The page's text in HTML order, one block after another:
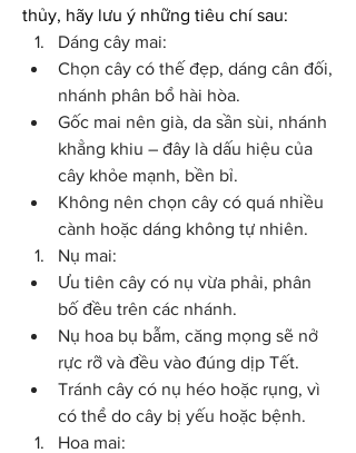
thủy, hãy lưu ý những tiêu chí sau:
Dáng cây mai:
Chọn cây có thế đẹp, dáng cân đối,
nhánh phân bổ hài hòa.
Gốc mai nên già, da sần sùi, nhánh
khẳng khiu – đây là dấu hiệu của
cây khỏe mạnh, bền bỉ.
Không nên chọn cây có quá nhiều
cành hoặc dáng không tự nhiên.
Nụ mai:
Ưu tiên cây có nụ vừa phải, phân
bố đều trên các nhánh.
Nụ hoa bụ bẫm, căng mọng sẽ nở
rực rỡ và đều vào đúng dịp Tết.
Tránh cây có nụ héo hoặc rụng, vì
có thể do cây bị yếu hoặc bệnh.
Hoa mai: